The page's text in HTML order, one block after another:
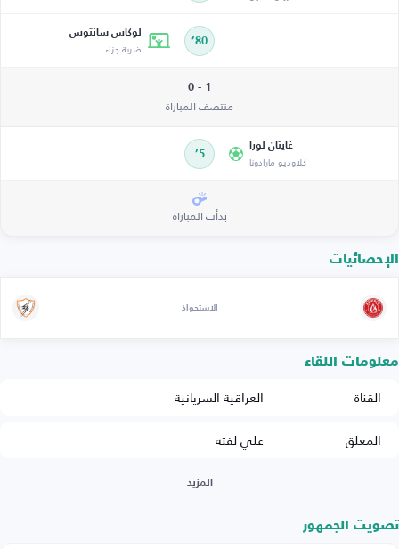
80’
لوكاس سانتوس
ضربة جزاء
1 - 0
منتصف المباراة
غايتان لورا
كلاوديو مارادونا 5’
بدأت المباراة
الإحصائيات
الاستحواذ
معلومات اللقاء
القناة
العراقية السريانية
المعلق
علي لفته
المزيد
تصويت الجمهور